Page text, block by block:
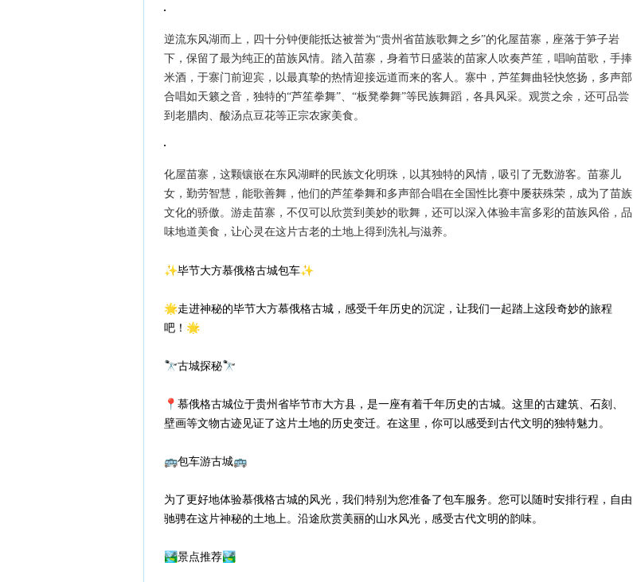
逆流东风湖而上，四十分钟便能抵达被誉为“贵州省苗族歌舞之乡”的化屋苗寨，座落于笋子岩
下，保留了最为纯正的苗族风情。踏入苗寨，身着节日盛装的苗家人吹奏芦笙，唱响苗歌，手捧
米酒，于寨门前迎宾，以最真挚的热情迎接远道而来的客人。寨中，芦笙舞曲轻快悠扬，多声部
合唱如天籁之音，独特的“芦笙拳舞”、“板凳拳舞”等民族舞蹈，各具风采。观赏之余，还可品尝
到老腊肉、酸汤点豆花等正宗农家美食。
化屋苗寨，这颗镶嵌在东风湖畔的民族文化明珠，以其独特的风情，吸引了无数游客。苗寨儿
女，勤劳智慧，能歌善舞，他们的芦笙拳舞和多声部合唱在全国性比赛中屡获殊荣，成为了苗族
文化的骄傲。游走苗寨，不仅可以欣赏到美妙的歌舞，还可以深入体验丰富多彩的苗族风俗，品
味地道美食，让心灵在这片古老的土地上得到洗礼与滋养。
✨毕节大方慕俄格古城包车✨
🌟走进神秘的毕节大方慕俄格古城，感受千年历史的沉淀，让我们一起踏上这段奇妙的旅程
吧！🌟
🔭古城探秘🔭
📍慕俄格古城位于贵州省毕节市大方县，是一座有着千年历史的古城。这里的古建筑、石刻、
壁画等文物古迹见证了这片土地的历史变迁。在这里，你可以感受到古代文明的独特魅力。
🚌包车游古城🚌
为了更好地体验慕俄格古城的风光，我们特别为您准备了包车服务。您可以随时安排行程，自由
驰骋在这片神秘的土地上。沿途欣赏美丽的山水风光，感受古代文明的韵味。
🏞️景点推荐🏞️